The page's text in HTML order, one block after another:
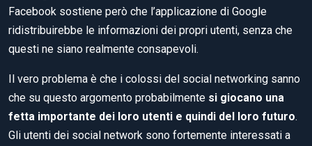
Facebook sostiene però che l’applicazione di Google
ridistribuirebbe le informazioni dei propri utenti, senza che
questi ne siano realmente consapevoli.
Il vero problema è che i colossi del social networking sanno
che su questo argomento probabilmente si giocano una
fetta importante dei loro utenti e quindi del loro futuro.
Gli utenti dei social network sono fortemente interessati a